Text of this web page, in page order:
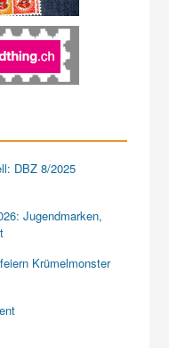
DBZ 8/2025
Jugendmarken,
Krümelmonster